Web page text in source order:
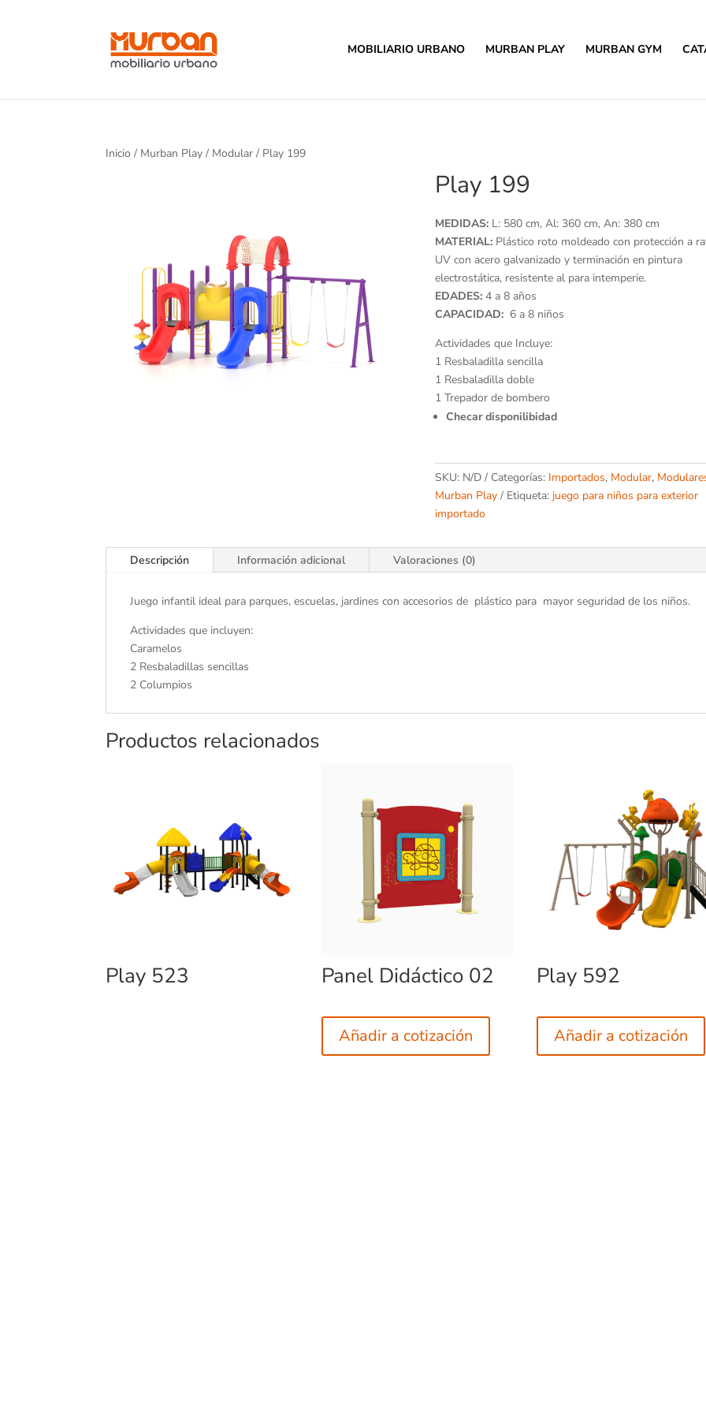
MOBILIARIO URBANO MURBAN PLAY MURBAN GYM
Inicio / Murban Play / Modular / Play 199
Play 199
MEDIDAS:L: 580 cm, Al: 360 cm, An: 380 cm
MATERIAL: Plástico roto moldeado con protección a
UV con acero galvanizado y terminación en pintura
electrostática, resistente al para intemperie.
EDADES:4 a 8 años
CAPACIDAD: 6 a 8 niños
Actividades que Incluye:
1 Resbaladilla sencilla
1 Resbaladilla doble
1 Trepador de bombero
Checar disponilibidad
SKU: N/D Categorías: Importados, Modular,
Murban Play
Etiqueta: juego para niños para exterior
importado
Descripción Información adicional Valoraciones (0)
Juego infantil ideal para parques, escuelas, jardines con accesorios de plástico para mayor seguridad de los niños.
Actividades que incluyen:
Caramelos
2 Resbaladillas sencillas
2 Columpios
Productos relacionados
Play 523 Panel Didáctico 02
Añadir a cotización
Play 592
Añadir a cotización